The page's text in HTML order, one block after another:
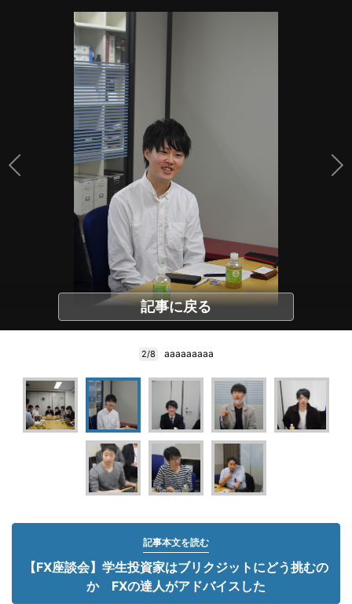
記事に戻る
2/8 aaaaaaaaa
記事本文を読む
【FX座談会】学生投資家はブリクジットにどう挑むの
か FXの達人がアドバイスした